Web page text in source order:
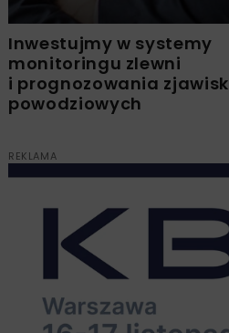
Inwestujmy w systemy
monitoringu zlewni
i prognozowania zjawisk
powodziowych
REKLAMA